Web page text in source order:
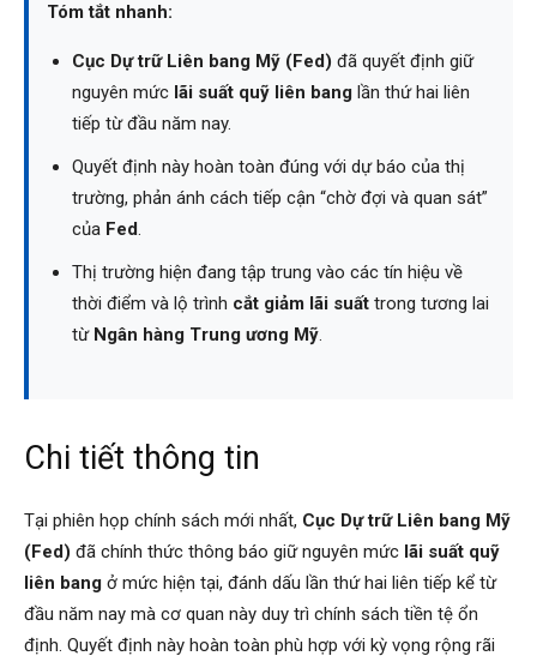
Tóm tắt nhanh:
Cục Dự trữ Liên bang Mỹ (Fed) đã quyết định giữ
nguyên mức lãi suất quỹ liên bang lần thứ hai liên
tiếp từ đầu năm nay.
Quyết định này hoàn toàn đúng với dự báo của thị
trường, phản ánh cách tiếp cận “chờ đợi và quan sát”
của Fed.
Thị trường hiện đang tập trung vào các tín hiệu về
thời điểm và lộ trình cắt giảm lãi suất trong tương lai
từ Ngân hàng Trung ương Mỹ.
Chi tiết thông tin
Tại phiên họp chính sách mới nhất, Cục Dự trữ Liên bang Mỹ
(Fed) đã chính thức thông báo giữ nguyên mức lãi suất quỹ
liên bang ở mức hiện tại, đánh dấu lần thứ hai liên tiếp kể từ
đầu năm nay mà cơ quan này duy trì chính sách tiền tệ ổn
định. Quyết định này hoàn toàn phù hợp với kỳ vọng rộng rãi